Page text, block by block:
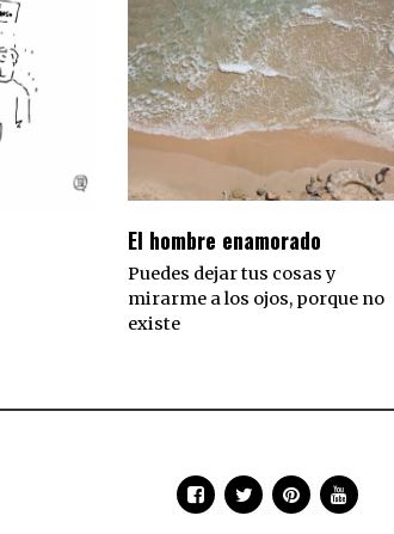
El hombre enamorado
Puedes dejar tus cosas y
mirarme a los ojos, porque no
existe